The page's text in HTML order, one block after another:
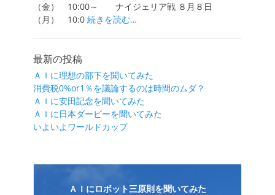
（金） 10:00～ ナイジェリア戦 ８月８日
（月） 10:0 続きを読む…
最新の投稿
ＡＩに理想の部下を聞いてみた
消費税0%or1％を議論するのは時間のムダ？
ＡＩに安田記念を聞いてみた
ＡＩに日本ダービーを聞いてみた
いよいよワールドカップ
ＡＩにロボット三原則を聞いてみた